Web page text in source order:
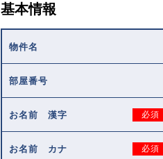
基本情報
物件名
部屋番号
お名前 漢字 必須
お名前 カナ 必須